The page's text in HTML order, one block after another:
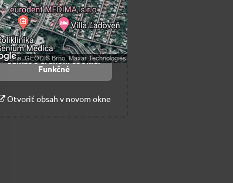
Povoliť tentokrát
Povoliť a zapamätať -
súhlas s druhom cookie:
Funkčné
Otvoriť obsah v novom okne